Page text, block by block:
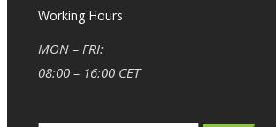
Working Hours
MON – FRI:
08:00 – 16:00 CET